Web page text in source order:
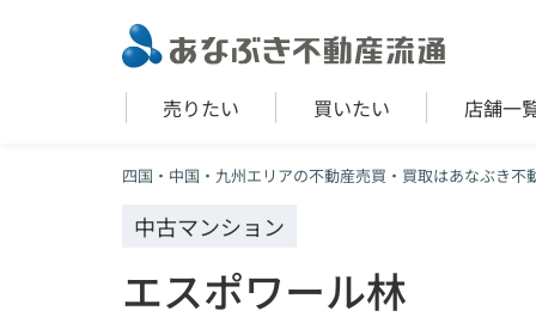
売りたい 買いたい 店舗一
四国・中国・九州エリアの不動産売買・買取はあなぶき不
中古マンション
エスポワール林